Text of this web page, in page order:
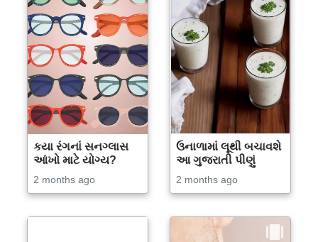
કયા રંગનાં સનગ્લાસ
આંખો માટે યોગ્ય?
2 months ago
ઉનાળામાં લૂથી બચાવશે
આ ગુજરાતી પીણું
2 months ago